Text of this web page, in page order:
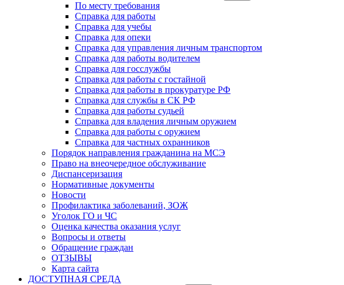
По месту требования
Справка для работы
Справка для учебы
Справка для опеки
Справка для управления личным транспортом
Справка для работы водителем
Справка для госслужбы
Справка для работы с гостайной
Справка для работы в прокуратуре РФ
Справка для службы в СК РФ
Справка для работы судьей
Справка для владения личным оружием
Справка для работы с оружием
Справка для частных охранников
Порядок направления гражданина на МСЭ
Право на внеочередное обслуживание
Диспансеризация
Нормативные документы
Новости
Профилактика заболеваний, ЗОЖ
Уголок ГО и ЧС
Оценка качества оказания услуг
Вопросы и ответы
Обращение граждан
ОТЗЫВЫ
Карта сайта
ДОСТУПНАЯ СРЕДА